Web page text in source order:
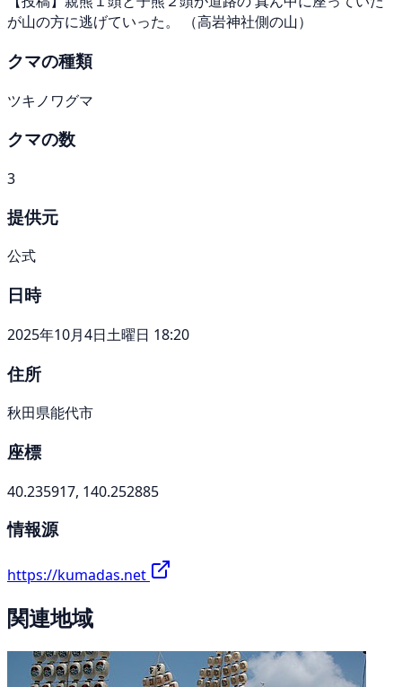
が山の方に逃げていった。 （高岩神社側の山）
クマの種類
ツキノワグマ
クマの数
3
提供元
公式
日時
2025年10月4日土曜日 18:20
住所
秋田県能代市
座標
40.235917, 140.252885
情報源
https://kumadas.net
関連地域